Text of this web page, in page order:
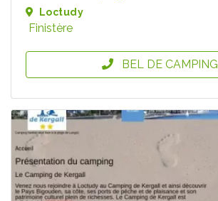
Loctudy
Finistère
BEL DE CAMPING